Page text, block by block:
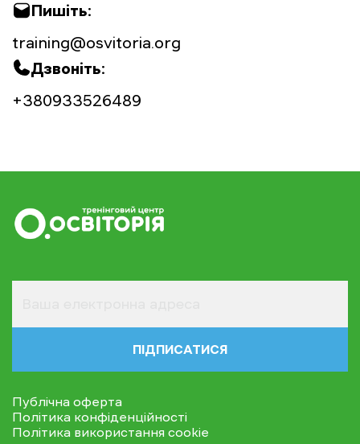
Пишіть:
training@osvitoria.org
Дзвоніть:
+380933526489
ПІДПИСАТИСЯ
Публічна оферта
Політика конфіденційності
Політика використання cookie